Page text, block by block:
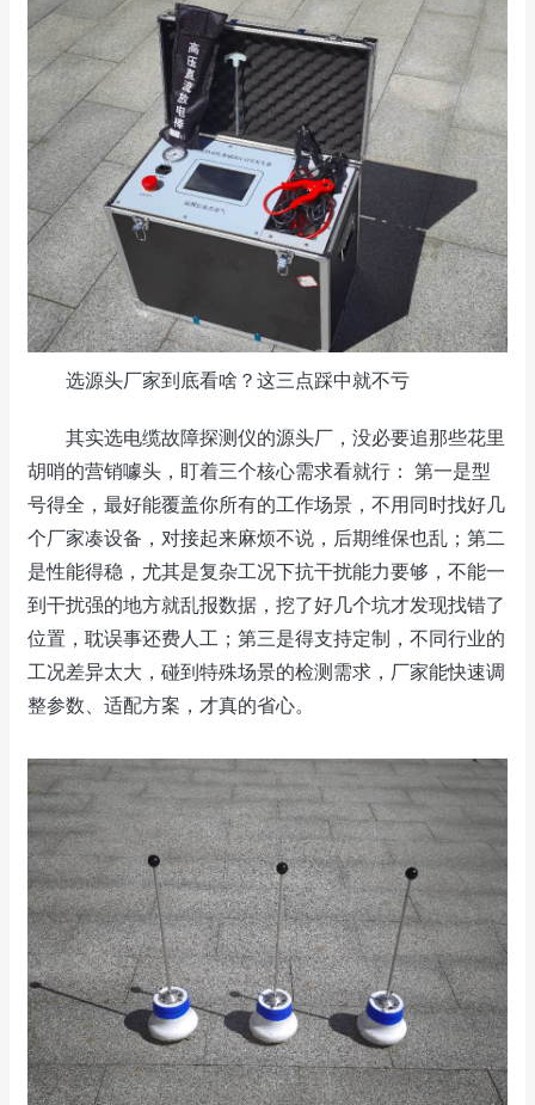
选源头厂家到底看啥？这三点踩中就不亏
其实选电缆故障探测仪的源头厂，没必要追那些花里
胡哨的营销噱头，盯着三个核心需求看就行： 第一是型
号得全，最好能覆盖你所有的工作场景，不用同时找好几
个厂家凑设备，对接起来麻烦不说，后期维保也乱；第二
是性能得稳，尤其是复杂工况下抗干扰能力要够，不能一
到干扰强的地方就乱报数据，挖了好几个坑才发现找错了
位置，耽误事还费人工；第三是得支持定制，不同行业的
工况差异太大，碰到特殊场景的检测需求，厂家能快速调
整参数、适配方案，才真的省心。